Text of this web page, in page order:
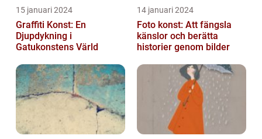
15 januari 2024
Graffiti Konst: En
Djupdykning i
Gatukonstens Värld
14 januari 2024
Foto konst: Att fängsla
känslor och berätta
historier genom bilder